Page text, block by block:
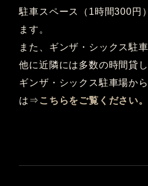
駐車スペース（1時間300円
ます。
また、ギンザ・シックス駐
他に近隣には多数の時間貸
ギンザ・シックス駐車場か
は⇒ こちらをご覧ください。